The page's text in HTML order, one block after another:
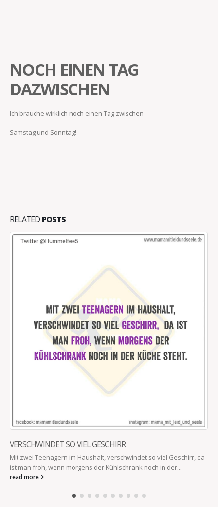
NOCH EINEN TAG
DAZWISCHEN
Ich brauche wirklich noch einen Tag zwischen
Samstag und Sonntag!
RELATED POSTS
VERSCHWINDET SO VIEL GESCHIRR
Mit zwei Teenagern im Haushalt, verschwindet so viel Geschirr, da
ist man froh, wenn morgens der Kühlschrank noch in der...
read more